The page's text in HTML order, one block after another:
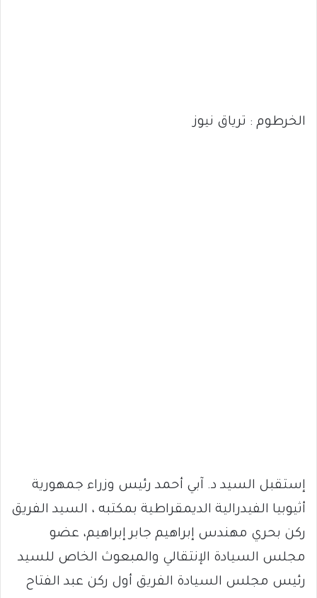
الخرطوم : ترياق نيوز
إستقبل السيد د. آبي أحمد رئيس وزراء جمهورية
أثيوبيا الفيدرالية الديمقراطية بمكتبه ، السيد الفريق
ركن بحري مهندس إبراهيم جابر إبراهيم، عضو
مجلس السيادة الإنتقالي والمبعوث الخاص للسيد
رئيس مجلس السيادة الفريق أول ركن عبد الفتاح